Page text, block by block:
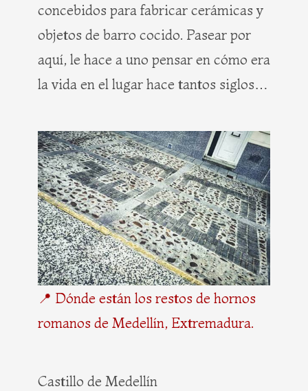
concebidos para fabricar cerámicas y
objetos de barro cocido. Pasear por
aquí, le hace a uno pensar en cómo era
la vida en el lugar hace tantos siglos…
📍 Dónde están los restos de hornos
romanos de Medellín, Extremadura.
Castillo de Medellín